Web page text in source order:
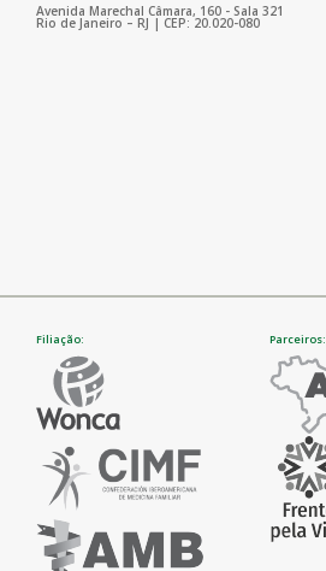
Avenida Marechal Câmara, 160 - Sala 321
Rio de Janeiro – RJ | CEP: 20.020-080
Filiação: Parceiros: